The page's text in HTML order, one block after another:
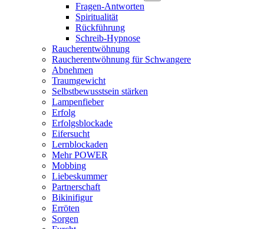
Fragen-Antworten
Spiritualität
Rückführung
Schreib-Hypnose
Raucherentwöhnung
Raucherentwöhnung für Schwangere
Abnehmen
Traumgewicht
Selbstbewusstsein stärken
Lampenfieber
Erfolg
Erfolgsblockade
Eifersucht
Lernblockaden
Mehr POWER
Mobbing
Liebeskummer
Partnerschaft
Bikinifigur
Erröten
Sorgen